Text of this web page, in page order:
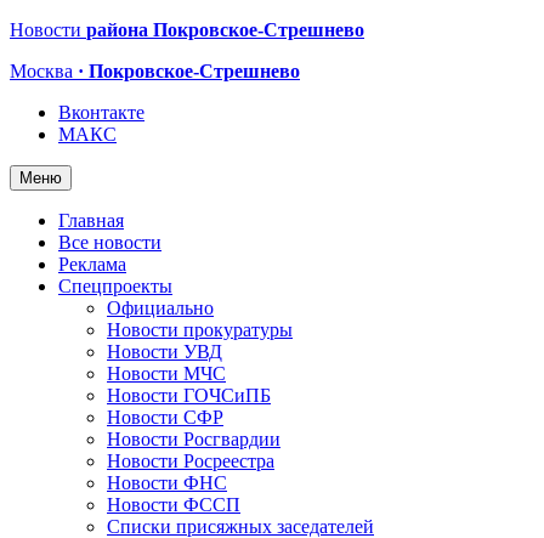
Новости района Покровское-Стрешнево
Москва · Покровское-Стрешнево
Вконтакте
МАКС
Меню
Главная
Все новости
Реклама
Спецпроекты
Официально
Новости прокуратуры
Новости УВД
Новости МЧС
Новости ГОЧСиПБ
Новости СФР
Новости Росгвардии
Новости Росреестра
Новости ФНС
Новости ФССП
Списки присяжных заседателей